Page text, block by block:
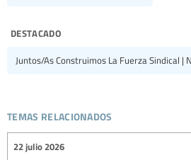
destacado
Juntos/as Construimos La Fuerza Sindical |
temas relacionados
22 julio 2026